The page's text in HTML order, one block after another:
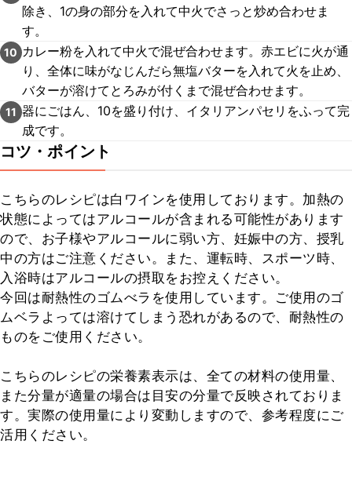
除き、1の身の部分を入れて中火でさっと炒め合わせま
す。
10 カレー粉を入れて中火で混ぜ合わせます。赤エビに火が通
り、全体に味がなじんだら無塩バターを入れて火を止め、
バターが溶けてとろみが付くまで混ぜ合わせます。
11 器にごはん、10を盛り付け、イタリアンパセリをふって完
成です。
コツ・ポイント
こちらのレシピは白ワインを使用しております。加熱の
状態によってはアルコールが含まれる可能性があります
ので、お子様やアルコールに弱い方、妊娠中の方、授乳
中の方はご注意ください。また、運転時、スポーツ時、
入浴時はアルコールの摂取をお控えください。
今回は耐熱性のゴムべラを使用しています。ご使用のゴ
ムベラよっては溶けてしまう恐れがあるので、耐熱性の
ものをご使用ください。
こちらのレシピの栄養素表示は、全ての材料の使用量、
また分量が適量の場合は目安の分量で反映されておりま
す。実際の使用量により変動しますので、参考程度にご
活用ください。